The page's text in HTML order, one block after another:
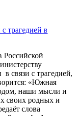
связи с трагедией,
«Южная
наши мысли и
своих родных и
слова